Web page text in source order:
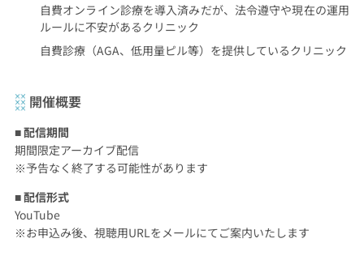
自費オンライン診療を導入済みだが、法令遵守や現在の運用
ルールに不安があるクリニック
自費診療（AGA、低用量ピル等）を提供しているクリニック
開催概要
■ 配信期間
期間限定アーカイブ配信
※予告なく終了する可能性があります
■ 配信形式
YouTube
※お申込み後、視聴用URLをメールにてご案内いたします